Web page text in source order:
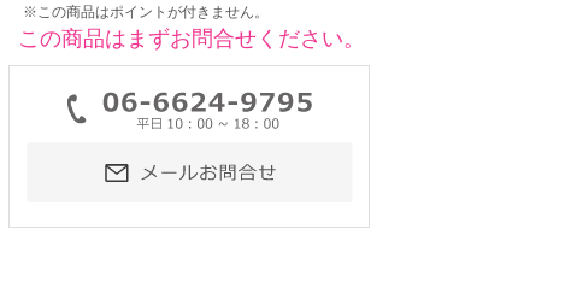
※この商品はポイントが付きません。
この商品はまずお問合せください。